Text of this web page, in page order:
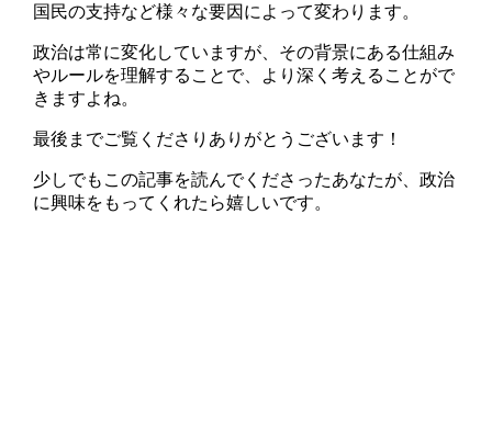
国民の支持など様々な要因によって変わります。
政治は常に変化していますが、その背景にある仕組み
やルールを理解することで、より深く考えることがで
きますよね。
最後までご覧くださりありがとうございます！
少しでもこの記事を読んでくださったあなたが、政治
に興味をもってくれたら嬉しいです。